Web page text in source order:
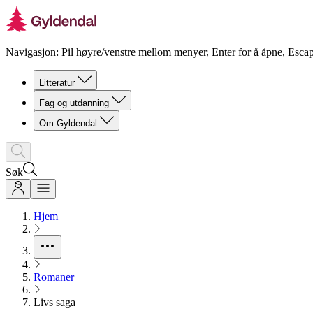
Navigasjon: Pil høyre/venstre mellom menyer, Enter for å åpne,
Litteratur
Fag og utdanning
Om Gyldendal
Søk
Hjem
Romaner
Livs saga